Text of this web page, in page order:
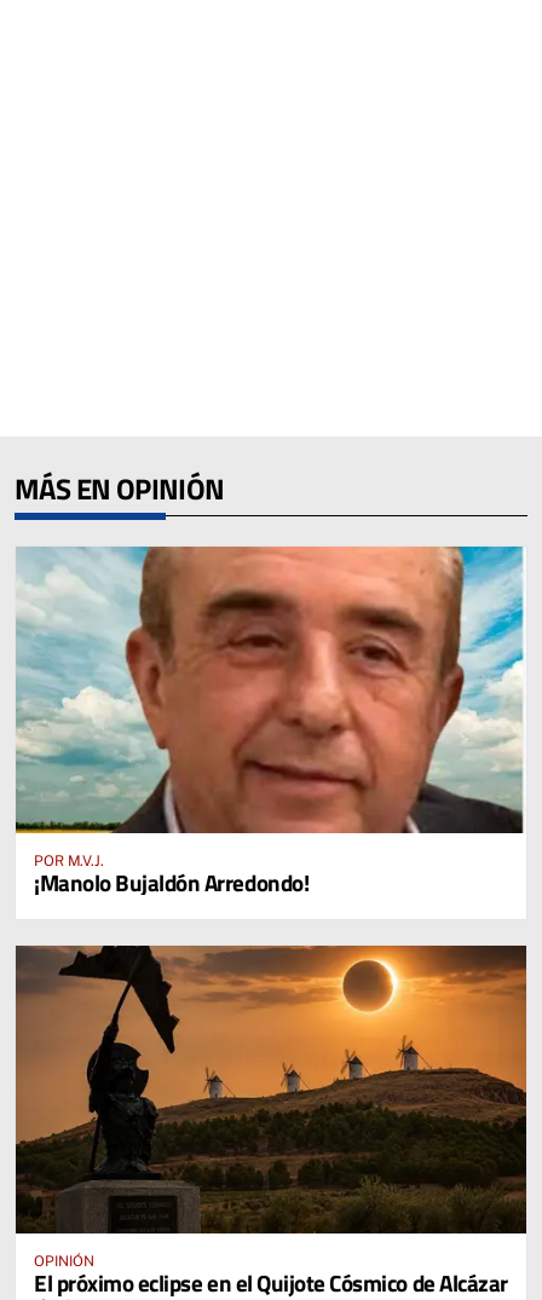
MÁS EN OPINIÓN
POR M.V.J.
¡Manolo Bujaldón Arredondo!
OPINIÓN
El próximo eclipse en el Quijote Cósmico de Alcázar